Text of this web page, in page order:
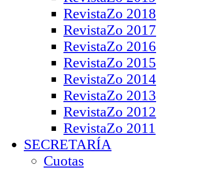
RevistaZo 2018
RevistaZo 2017
RevistaZo 2016
RevistaZo 2015
RevistaZo 2014
RevistaZo 2013
RevistaZo 2012
RevistaZo 2011
SECRETARÍA
Cuotas